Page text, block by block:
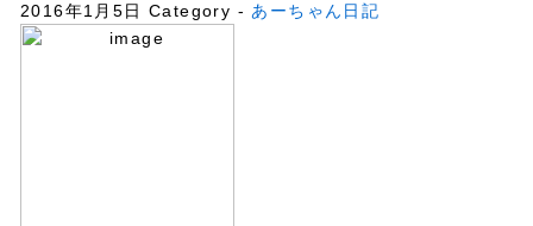
2016年1月5日 Category - あーちゃん日記